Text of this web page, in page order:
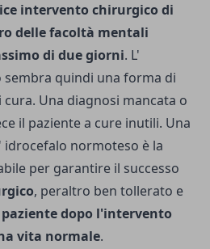
intervento chirurgico di
delle facoltà mentali
di due giorni. L'
quindi una forma di
cura. Una diagnosi mancata o
il paziente a cure inutili. Una
normoteso è la
per garantire il successo
, peraltro ben tollerato e
dopo l'intervento
vita normale.